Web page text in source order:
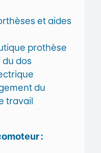
et aides
prothèse
dos
du
travail
: